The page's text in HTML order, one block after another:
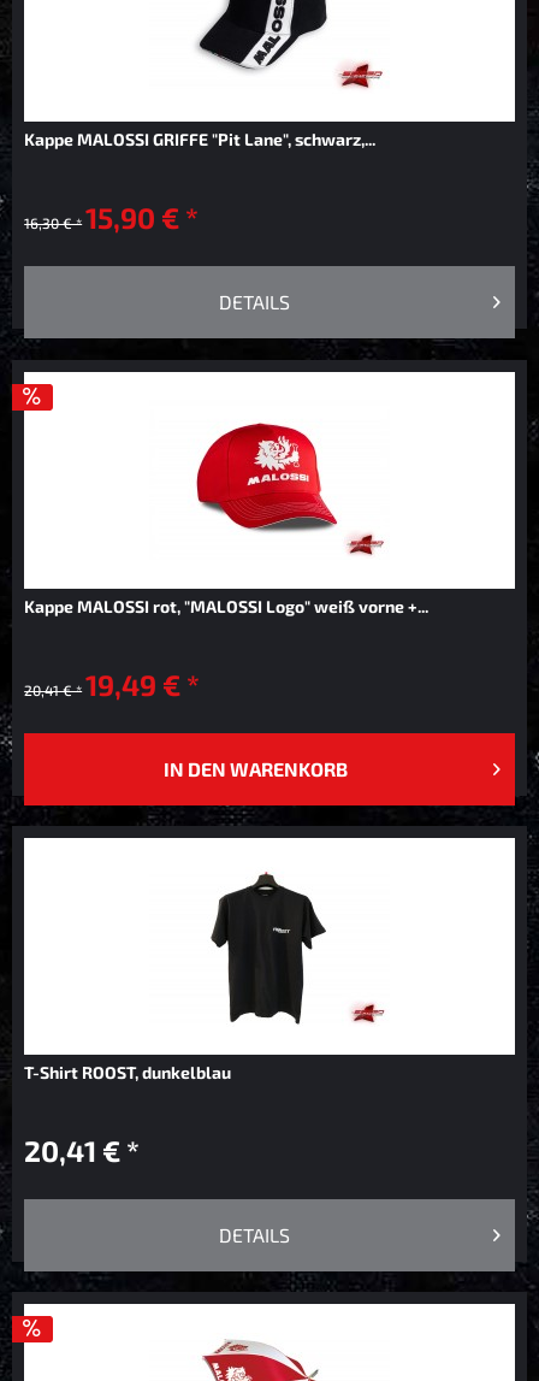
Kappe MALOSSI GRIFFE "Pit Lane", schwarz,...
16,30 € * 15,90 € *
DETAILS
Kappe MALOSSI rot, "MALOSSI Logo" weiß vorne +...
20,41 € * 19,49 € *
IN DEN WARENKORB
T-Shirt ROOST, dunkelblau
20,41 € *
DETAILS